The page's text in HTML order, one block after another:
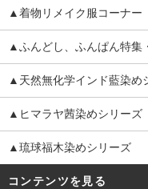
▲着物リメイク服コーナー
▲ふんどし、ふんぱん特集
▲天然無化学インド藍染め
▲ヒマラヤ茜染めシリーズ
▲琉球福木染めシリーズ
コンテンツを見る